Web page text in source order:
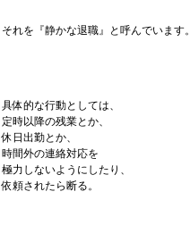
それを『静かな退職』と呼んでいます。
具体的な行動としては、
定時以降の残業とか、
休日出勤とか、
時間外の連絡対応を
極力しないようにしたり、
依頼されたら断る。